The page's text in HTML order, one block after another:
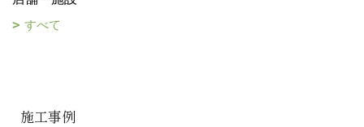
すべて
施工事例